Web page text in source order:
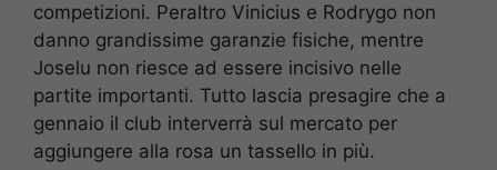
competizioni. Peraltro Vinicius e Rodrygo non
danno grandissime garanzie fisiche, mentre
Joselu non riesce ad essere incisivo nelle
partite importanti. Tutto lascia presagire che a
gennaio il club interverrà sul mercato per
aggiungere alla rosa un tassello in più.